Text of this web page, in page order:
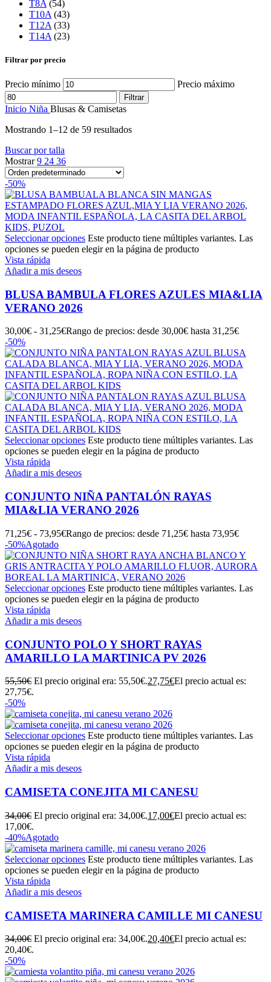
T8A (54)
T10A (43)
T12A (33)
T14A (23)
Filtrar por precio
Precio mínimo Precio máximo
Filtrar
Inicio Niña Blusas & Camisetas
Mostrando 1–12 de 59 resultados
Buscar por talla
Mostrar9 24 36
-50%
Seleccionar opciones Este producto tiene múltiples variantes. Las
opciones se pueden elegir en la página de producto
Vista rápida
Añadir a mis deseos
BLUSA BAMBULA FLORES AZULES MIA&LIA
VERANO 2026
30,00€ - 31,25€Rango de precios: desde 30,00€ hasta 31,25€
-50%
Seleccionar opciones Este producto tiene múltiples variantes. Las
opciones se pueden elegir en la página de producto
Vista rápida
Añadir a mis deseos
CONJUNTO NIÑA PANTALÓN RAYAS
MIA&LIA VERANO 2026
71,25€ - 73,95€Rango de precios: desde 71,25€ hasta 73,95€
-50%Agotado
Seleccionar opciones Este producto tiene múltiples variantes. Las
opciones se pueden elegir en la página de producto
Vista rápida
Añadir a mis deseos
CONJUNTO POLO Y SHORT RAYAS
AMARILLO LA MARTINICA PV 2026
55,50€ El precio original era: 55,50€.27,75€El precio actual es:
27,75€.
-50%
Seleccionar opciones Este producto tiene múltiples variantes. Las
opciones se pueden elegir en la página de producto
Vista rápida
Añadir a mis deseos
CAMISETA CONEJITA MI CANESU
34,00€ El precio original era: 34,00€.17,00€El precio actual es:
17,00€.
-40%Agotado
Seleccionar opciones Este producto tiene múltiples variantes. Las
opciones se pueden elegir en la página de producto
Vista rápida
Añadir a mis deseos
CAMISETA MARINERA CAMILLE MI CANESU
34,00€ El precio original era: 34,00€.20,40€El precio actual es:
20,40€.
-50%